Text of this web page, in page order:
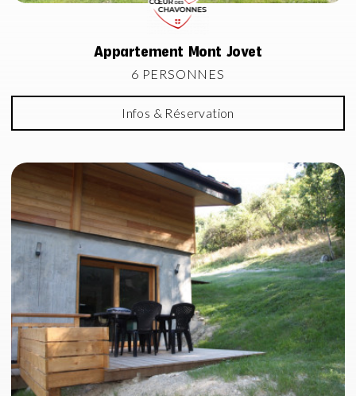
Appartement Mont Jovet
6 PERSONNES
Infos & Réservation